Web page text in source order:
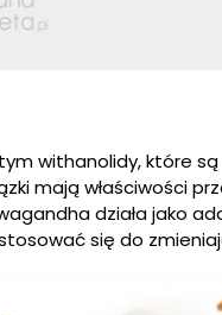
withanolidy, które
mają właściwości
działa jako
się do